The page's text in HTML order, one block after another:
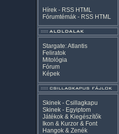
Hírek - RSS HTML
Fórumtémák - RSS HTML
Stargate: Atlantis
Feliratok
Mitológia
Fórum
Képek
Skinek - Csillagkapu
Skinek - Egyiptom
Játékok & Kiegészítők
Ikon & Kurzor & Font
Hangok & Zenék